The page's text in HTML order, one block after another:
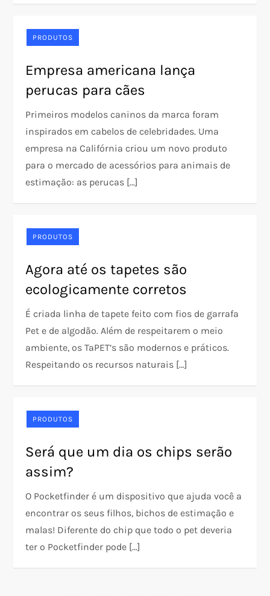
PRODUTOS
Empresa americana lança
perucas para cães
Primeiros modelos caninos da marca foram
inspirados em cabelos de celebridades. Uma
empresa na Califórnia criou um novo produto
para o mercado de acessórios para animais de
estimação: as perucas […]
PRODUTOS
Agora até os tapetes são
ecologicamente corretos
É criada linha de tapete feito com fios de garrafa
Pet e de algodão. Além de respeitarem o meio
ambiente, os TaPET’s são modernos e práticos.
Respeitando os recursos naturais […]
PRODUTOS
Será que um dia os chips serão
assim?
O Pocketfinder é um dispositivo que ajuda você a
encontrar os seus filhos, bichos de estimação e
malas! Diferente do chip que todo o pet deveria
ter o Pocketfinder pode […]